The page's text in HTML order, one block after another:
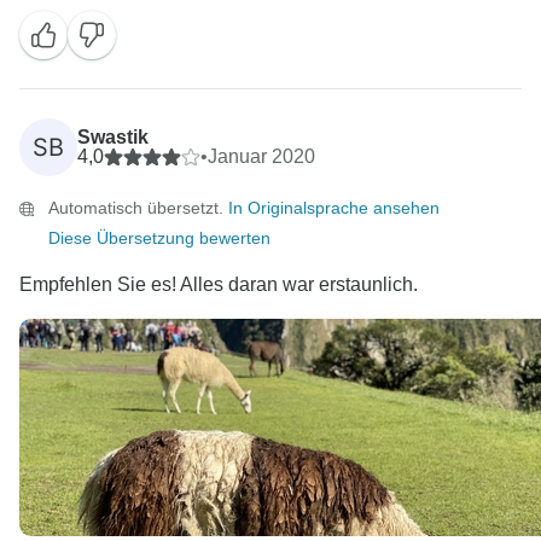
SB
Swastik
4,0
•Januar 2020
Automatisch übersetzt. In Originalsprache ansehen
Diese Übersetzung bewerten
Empfehlen Sie es! Alles daran war erstaunlich.